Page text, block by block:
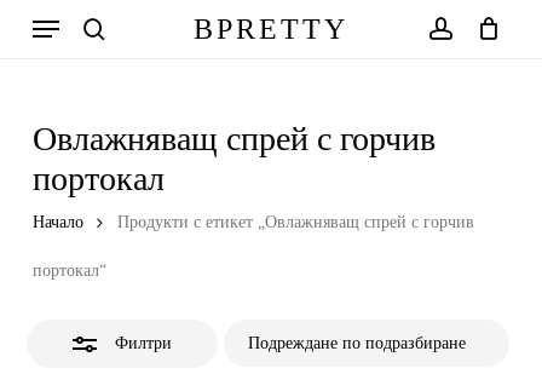
BPRETTY
Меню
Овлажняващ спрей с горчив
портокал
Начало Продукти с етикет „Овлажняващ спрей с горчив
портокал“
Филтри